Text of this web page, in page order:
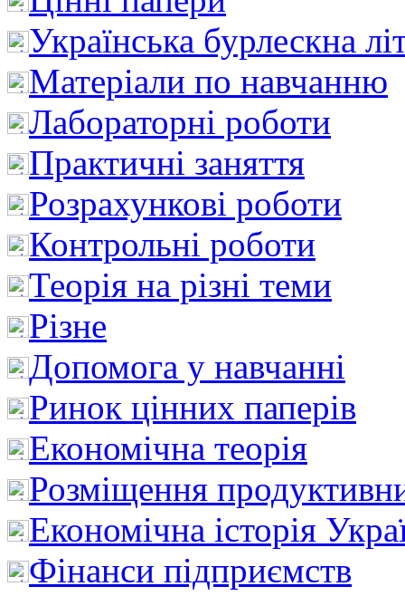
Українська бурлескна
Матеріали по навчанню
Лабораторні роботи
Практичні заняття
Розрахункові роботи
Контрольні роботи
Теорія на різні теми
Різне
Допомога у навчанні
Ринок цінних паперів
Економічна теорія
Розміщення
Економічна історія
Фінанси підприємств